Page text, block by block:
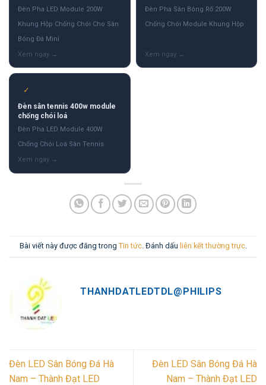
Đèn Pha LED Module 200W
Khung Hộp Chống Chói Cho Sân
Bóng Đá Mini
Đèn Pha Sân Bóng Rổ 200W
Chống Chói Module Khung Hộp
✓
Đèn sân tennis 400w module
chống chói loá
Đèn Pha LED Module 400W
Chống Chói Loá Sân Tennis
Bài viết này được đăng trong Tin tức. Đánh dấu liên kết thường trực.
THANHDATLEDTDL@PHILIPS
Đèn LED Sân Bóng Đá Hà
Nam – Thành Đạt LED
Đèn LED Sân Bóng Đá Hà
Nam – Thành Đạt LED